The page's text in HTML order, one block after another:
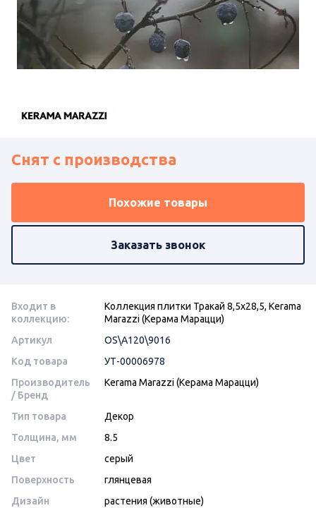
Снят с производства
Похожие товары
Заказать звонок
Входит в
коллекцию:
Коллекция плитки Тракай 8,5х28,5, Kerama
Marazzi (Керама Марацци)
Артикул
OS\A120\9016
Код товара
УТ-00006978
Производитель
/ Бренд
Kerama Marazzi (Керама Марацци)
Тип товара
Декор
Толщина, мм
8.5
Цвет
серый
Поверхность
глянцевая
Дизайн
растения (животные)